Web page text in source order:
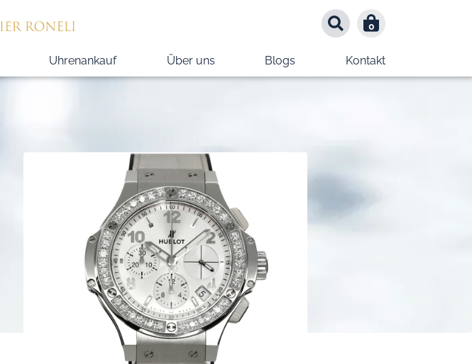
0
Uhrenankauf Über uns Blogs Kontakt